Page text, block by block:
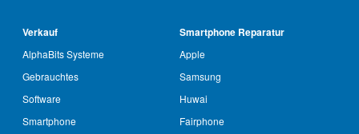
Verkauf
AlphaBits Systeme
Gebrauchtes
Software
Smartphone
Smartphone Reparatur
Apple
Samsung
Huwai
Fairphone